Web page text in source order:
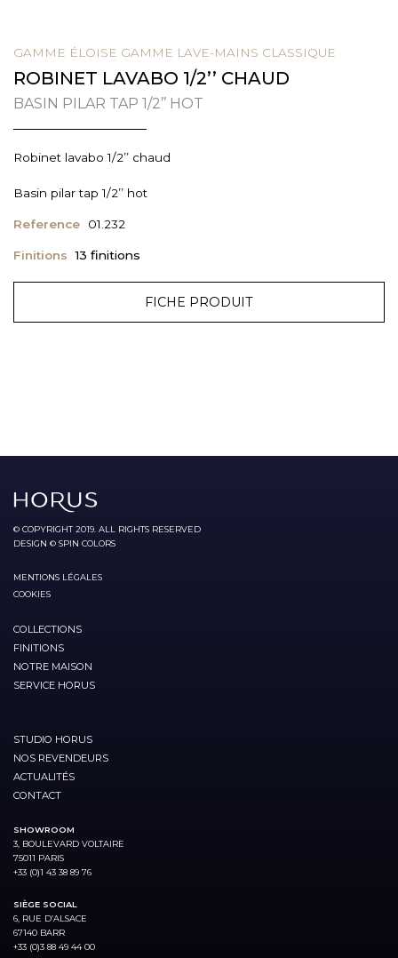
GAMME ÉLOISE GAMME LAVE-MAINS CLASSIQUE
ROBINET LAVABO 1/2’’ CHAUD
BASIN PILAR TAP 1/2’’ HOT
Robinet lavabo 1/2’’ chaud
Basin pilar tap 1/2’’ hot
Reference 01.232
Finitions 13 finitions
FICHE PRODUIT
© COPYRIGHT 2019. ALL RIGHTS RESERVED
DESIGN © SPIN COLORS
MENTIONS LÉGALES
COOKIES
COLLECTIONS
FINITIONS
NOTRE MAISON
SERVICE HORUS
STUDIO HORUS
NOS REVENDEURS
ACTUALITÉS
CONTACT
SHOWROOM
3, BOULEVARD VOLTAIRE
75011 PARIS
+33 (0)1 43 38 89 76
SIÈGE SOCIAL
6, RUE D’ALSACE
67140 BARR
+33 (0)3 88 49 44 00